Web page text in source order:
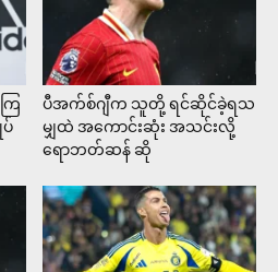
ြ
ပ်
ပီအက်စ်ဂျီက သူတို့ ရင်ဆိုင်ခဲ့ရသ
မျှထဲ အကောင်းဆုံး အသင်းလို့
ရောဘတ်ဆန် ဆို